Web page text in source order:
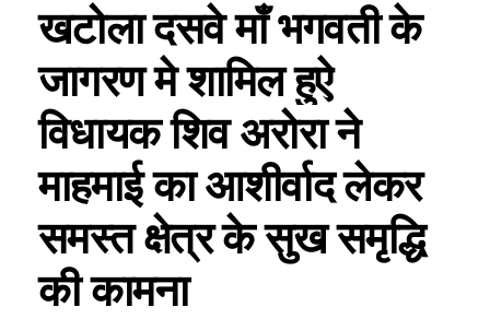
खटोला दसवे माँ भगवती के
जागरण मे शामिल हुऐ
विधायक शिव अरोरा ने
माहमाई का आशीर्वाद लेकर
समस्त क्षेत्र के सुख समृद्धि
की कामना